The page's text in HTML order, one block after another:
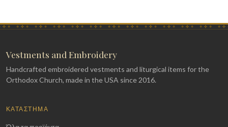
Vestments and Embroidery
Handcrafted embroidered vestments and liturgical items for the
Orthodox Church, made in the USA since 2016.
ΚΑΤΆΣΤΗΜΑ